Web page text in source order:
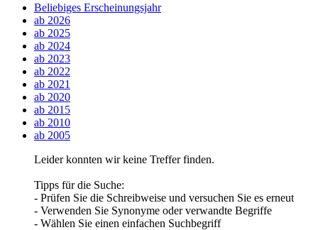
Beliebiges Erscheinungsjahr
ab 2026
ab 2025
ab 2024
ab 2023
ab 2022
ab 2021
ab 2020
ab 2015
ab 2010
ab 2005
Leider konnten wir keine Treffer finden.
Tipps für die Suche:
- Prüfen Sie die Schreibweise und versuchen Sie es erneut
- Verwenden Sie Synonyme oder verwandte Begriffe
- Wählen Sie einen einfachen Suchbegriff